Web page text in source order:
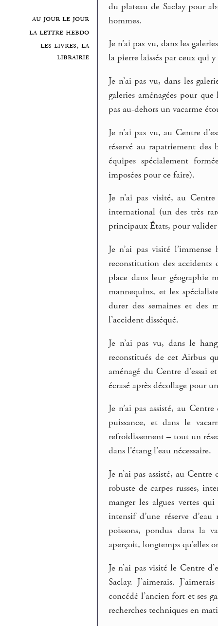
au jour le jour
la lettre hebdo
les livres, la
librairie
du plateau de Saclay pour
hommes.
Je n’ai pas vu, dans les
la pierre laissés par ceux qui
Je n’ai pas vu, dans les
galeries aménagées pour
pas au-dehors un vacarme
Je n’ai pas vu, au Centre
réservé au rapatriement des
équipes spécialement
imposées pour ce faire).
Je n’ai pas visité, au
international (un des très
principaux États, pour valider
Je n’ai pas visité
reconstitution des accidents
place dans leur géographie
mannequins, et les
durer des semaines et des
l’accident disséqué.
Je n’ai pas vu, dans le
reconstitués de cet Airbus
aménagé du Centre d’essai
écrasé après décollage pour
Je n’ai pas assisté, au
puissance, et dans le
refroidissement – tout un
dans l’étang l’eau nécessaire.
Je n’ai pas assisté, au
robuste de carpes russes,
manger les algues vertes
intensif d’une réserve
poissons, pondus dans la
aperçoit, longtemps qu’elles
Je n’ai pas visité le Centre
Saclay. J’aimerais.
concédé l’ancien fort et ses
recherches techniques en